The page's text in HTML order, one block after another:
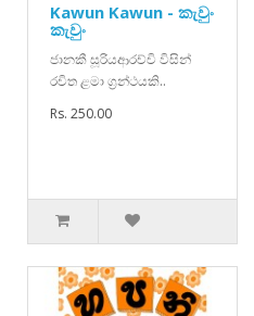
Kawun Kawun - කැවුං
කැවුං
ජානකී සූරියආරච්චි විසින්
රචිත ළමා ග්‍රන්ථයකි..
Rs. 250.00